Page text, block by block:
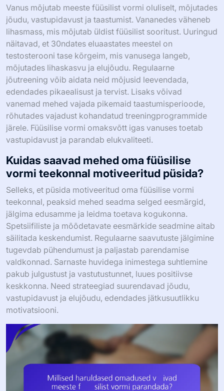
Vanus mõjutab meeste füüsilist vormi oluliselt, mõjutades
jõudu, vastupidavust ja taastumist. Vananedes väheneb
lihasmass, mis mõjutab üldist füüsilist sooritust. Uuringud
näitavad, et 30ndates eluaastates meestel on
testosterooni tase kõrgeim, mis vanusega langeb,
mõjutades lihaskasvu ja elujõudu. Regulaarne
jõutreening võib aidata neid mõjusid leevendada,
edendades pikaealisust ja tervist. Lisaks võivad
vanemad mehed vajada pikemaid taastumisperioode,
rõhutades vajadust kohandatud treeningprogrammide
järele. Füüsilise vormi omaksvõtt igas vanuses toetab
vastupidavust ja parandab elukvaliteeti.
Kuidas saavad mehed oma füüsilise
vormi teekonnal motiveeritud püsida?
Selleks, et püsida motiveeritud oma füüsilise vormi
teekonnal, peaksid mehed seadma selged eesmärgid,
jälgima edusamme ja leidma toetava kogukonna.
Spetsiifiliste ja mõõdetavate eesmärkide seadmine aitab
säilitada keskendumist. Regulaarne saavutuste jälgimine
tugevdab pühendumust ja paljastab parendamise
valdkonnad. Sarnaste huvidega inimestega suhtlemine
pakub julgustust ja vastutustunnet, luues positiivse
keskkonna. Need strateegiad suurendavad jõudu,
vastupidavust ja elujõudu, edendades jätkusuutlikku
motivatsiooni.